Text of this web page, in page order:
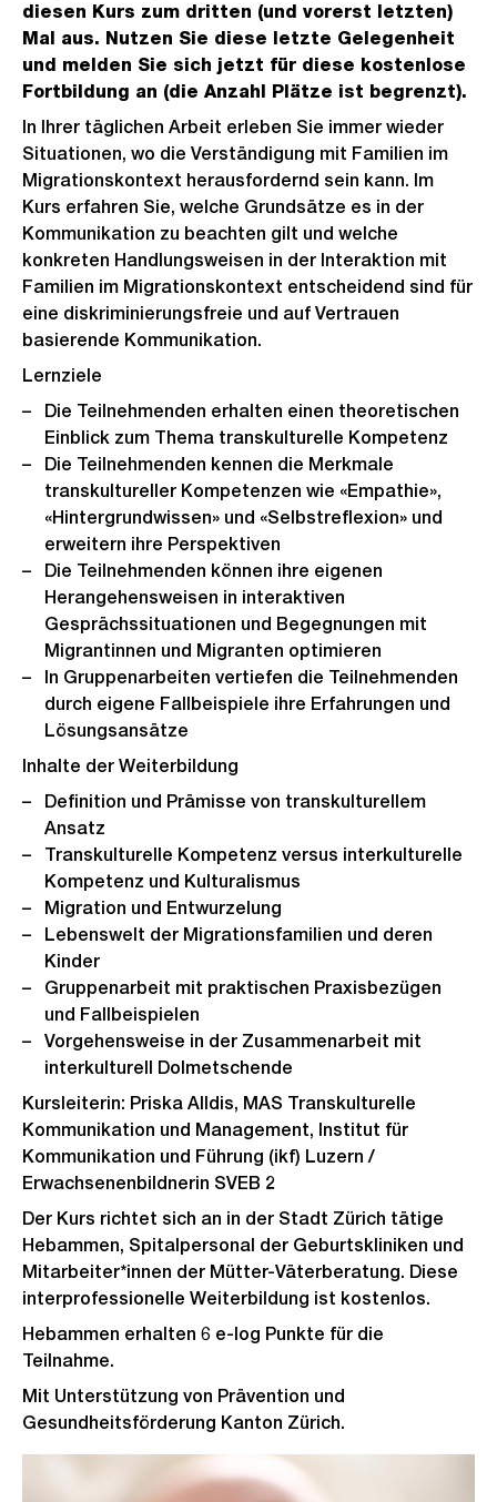
diesen Kurs zum dritten (und vorerst letzten)
Mal aus. Nutzen Sie diese letzte Gelegenheit
und melden Sie sich jetzt für diese kostenlose
Fortbildung an (die Anzahl Plätze ist begrenzt).
In Ihrer täglichen Arbeit erleben Sie immer wieder
Situationen, wo die Verständigung mit Familien im
Migrationskontext herausfordernd sein kann. Im
Kurs erfahren Sie, welche Grundsätze es in der
Kommunikation zu beachten gilt und welche
konkreten Handlungsweisen in der Interaktion mit
Familien im Migrationskontext entscheidend sind für
eine diskriminierungsfreie und auf Vertrauen
basierende Kommunikation.
Lernziele
Die Teilnehmenden erhalten einen theoretischen
Einblick zum Thema transkulturelle Kompetenz
Die Teilnehmenden kennen die Merkmale
transkultureller Kompetenzen wie «Empathie»,
«Hintergrundwissen» und «Selbstreflexion» und
erweitern ihre Perspektiven
Die Teilnehmenden können ihre eigenen
Herangehensweisen in interaktiven
Gesprächssituationen und Begegnungen mit
Migrantinnen und Migranten optimieren
In Gruppenarbeiten vertiefen die Teilnehmenden
durch eigene Fallbeispiele ihre Erfahrungen und
Lösungsansätze
Inhalte der Weiterbildung
Definition und Prämisse von transkulturellem
Ansatz
Transkulturelle Kompetenz versus interkulturelle
Kompetenz und Kulturalismus
Migration und Entwurzelung
Lebenswelt der Migrationsfamilien und deren
Kinder
Gruppenarbeit mit praktischen Praxisbezügen
und Fallbeispielen
Vorgehensweise in der Zusammenarbeit mit
interkulturell Dolmetschende
Kursleiterin: Priska Alldis, MAS Transkulturelle
Kommunikation und Management, Institut für
Kommunikation und Führung (ikf) Luzern /
Erwachsenenbildnerin SVEB 2
Der Kurs richtet sich an in der Stadt Zürich tätige
Hebammen, Spitalpersonal der Geburtskliniken und
Mitarbeiter*innen der Mütter-Väterberatung. Diese
interprofessionelle Weiterbildung ist kostenlos.
Hebammen erhalten 6 e-log Punkte für die
Teilnahme.
Mit Unterstützung von Prävention und
Gesundheitsförderung Kanton Zürich.